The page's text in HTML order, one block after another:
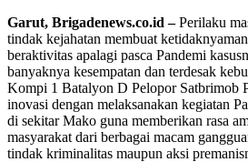
Garut, Brigadenews.co.id –Perilaku
tindak kejahatan membuat
beraktivitas apalagi pasca Pandemi
banyaknya kesempatan dan terdesak
Kompi 1 Batalyon D Pelopor Satbrimob
inovasi dengan melaksanakan kegiatan
di sekitar Mako guna memberikan rasa
masyarakat dari berbagai macam
tindak kriminalitas maupun aksi